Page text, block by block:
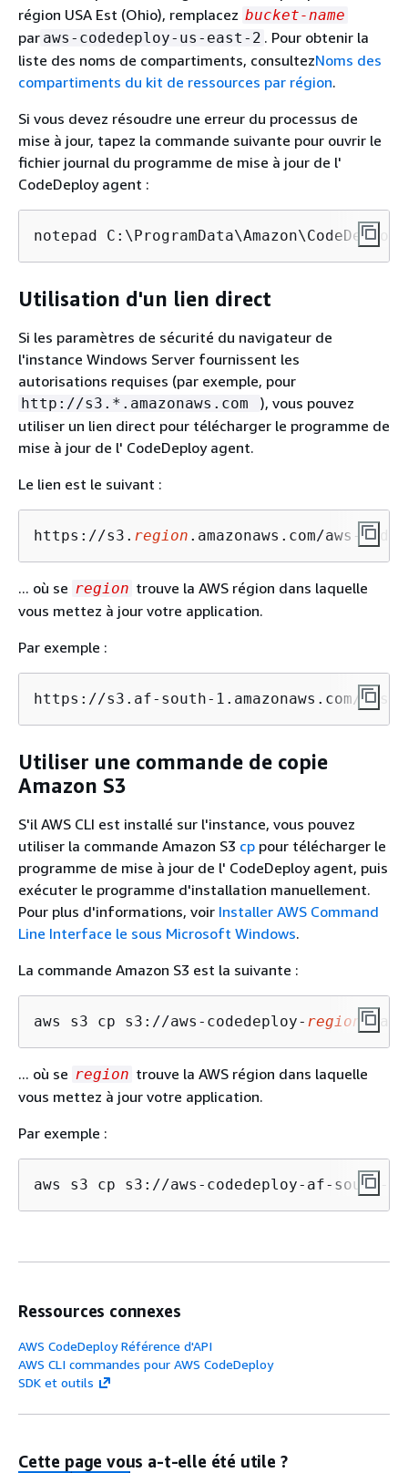
région USA Est (Ohio), remplacez bucket-name
par aws-codedeploy-us-east-2 . Pour obtenir la
liste des noms de compartiments, consultezNoms des
compartiments du kit de ressources par région.
Si vous devez résoudre une erreur du processus de
mise à jour, tapez la commande suivante pour ouvrir le
fichier journal du programme de mise à jour de l'
CodeDeploy agent :
notepad
Utilisation d'un lien direct
Si les paramètres de sécurité du navigateur de
l'instance Windows Server fournissent les
autorisations requises (par exemple, pour
http://s3.*.amazonaws.com
), vous pouvez
utiliser un lien direct pour télécharger le programme de
mise à jour de l' CodeDeploy agent.
Le lien est le suivant :
https://s3. region .amazonaws.com/aws-
... où se region trouve la AWS région dans laquelle
vous mettez à jour votre application.
Par exemple :
https://s3.af-south-1.amazonaws.com/
Utiliser une commande de copie
Amazon S3
S'il AWS CLI est installé sur l'instance, vous pouvez
utiliser la commande Amazon S3 cp pour télécharger le
programme de mise à jour de l' CodeDeploy agent, puis
exécuter le programme d'installation manuellement.
Pour plus d'informations, voir Installer AWS Command
Line Interface le sous Microsoft Windows.
La commande Amazon S3 est la suivante :
aws s3 cp s3://aws-codedeploy- region /
... où se region trouve la AWS région dans laquelle
vous mettez à jour votre application.
Par exemple :
aws s3 cp s3://aws-codedeploy-af-south-
Ressources connexes
AWS CodeDeploy Référence d'API
AWS CLI commandes pour AWS CodeDeploy
SDK et outils
Cette page vous a-t-elle été utile ?